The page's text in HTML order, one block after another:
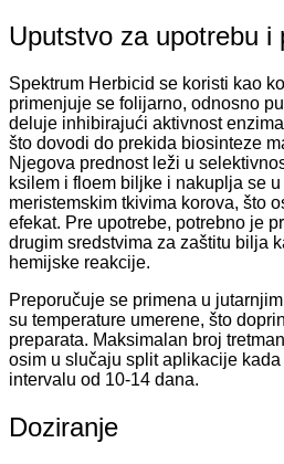
Uputstvo za upotrebu i
Spektrum Herbicid se koristi kao
primenjuje se folijarno, odnosno
deluje inhibirajući aktivnost
što dovodi do prekida biosinteze
Njegova prednost leži u
ksilem i floem biljke i nakuplja se
meristemskim tkivima korova, što
efekat. Pre upotrebe, potrebno je
drugim sredstvima za zaštitu bilja
hemijske reakcije.
Preporučuje se primena u
su temperature umerene, što
preparata. Maksimalan broj
osim u slučaju split aplikacije
intervalu od 10-14 dana.
Doziranje